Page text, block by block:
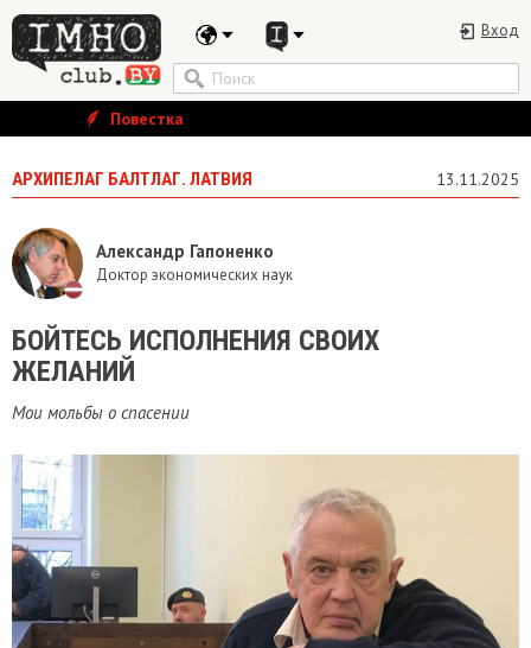
Вход
Повестка
АРХИПЕЛАГ БАЛТЛАГ. ЛАТВИЯ 13.11.2025
Александр Гапоненко
Доктор экономических наук
БОЙТЕСЬ ИСПОЛНЕНИЯ СВОИХ
ЖЕЛАНИЙ
Мои мольбы о спасении